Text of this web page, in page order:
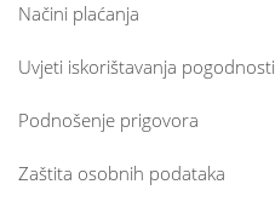
Načini plaćanja
Uvjeti iskorištavanja pogodnosti
Podnošenje prigovora
Zaštita osobnih podataka